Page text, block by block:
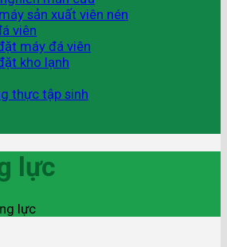
sản xuất viên nén
viên
máy đá viên
kho lạnh
thực tập sinh
lực
lực